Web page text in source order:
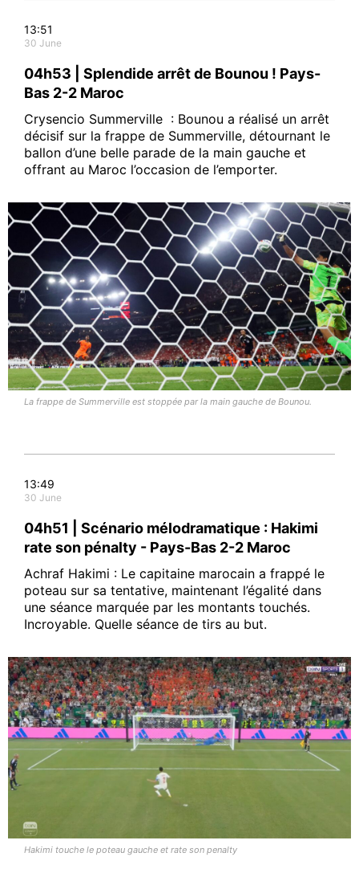
13:51
30 June
04h53 | Splendide arrêt de Bounou ! Pays-
Bas 2-2 Maroc
Crysencio Summerville : Bounou a réalisé un arrêt
décisif sur la frappe de Summerville, détournant le
ballon d’une belle parade de la main gauche et
offrant au Maroc l’occasion de l’emporter.
La frappe de Summerville est stoppée par la main gauche de Bounou.
13:49
30 June
04h51 | Scénario mélodramatique : Hakimi
rate son pénalty - Pays-Bas 2-2 Maroc
Achraf Hakimi : Le capitaine marocain a frappé le
poteau sur sa tentative, maintenant l’égalité dans
une séance marquée par les montants touchés.
Incroyable. Quelle séance de tirs au but.
Hakimi touche le poteau gauche et rate son penalty